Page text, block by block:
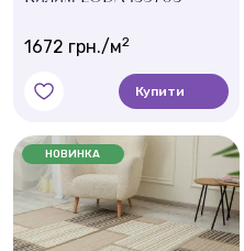
1672 грн./м2
Купити
НОВИНКА